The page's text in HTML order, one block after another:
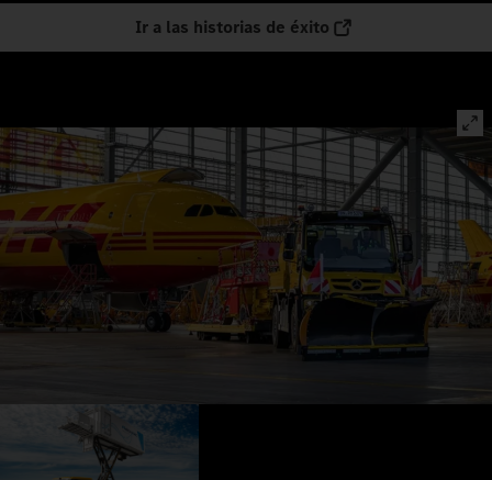
Ir a las historias de éxito